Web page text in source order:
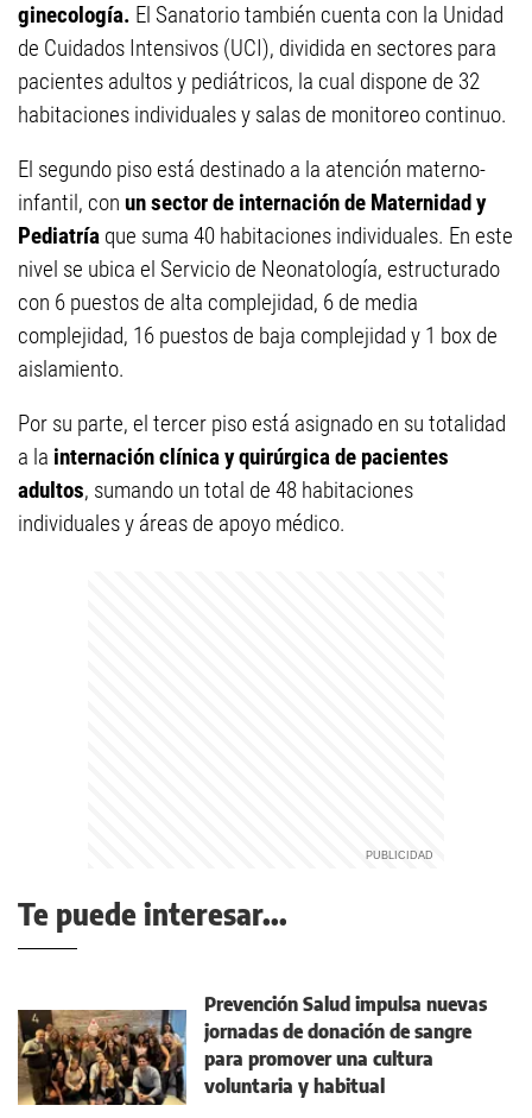
ginecología. El Sanatorio también cuenta con la Unidad
de Cuidados Intensivos (UCI), dividida en sectores para
pacientes adultos y pediátricos, la cual dispone de 32
habitaciones individuales y salas de monitoreo continuo.
El segundo piso está destinado a la atención materno-
infantil, con un sector de internación de Maternidad y
Pediatría que suma 40 habitaciones individuales. En este
nivel se ubica el Servicio de Neonatología, estructurado
con 6 puestos de alta complejidad, 6 de media
complejidad, 16 puestos de baja complejidad y 1 box de
aislamiento.
Por su parte, el tercer piso está asignado en su totalidad
a la internación clínica y quirúrgica de pacientes
adultos, sumando un total de 48 habitaciones
individuales y áreas de apoyo médico.
Te puede interesar...
Prevención Salud impulsa nuevas
jornadas de donación de sangre
para promover una cultura
voluntaria y habitual